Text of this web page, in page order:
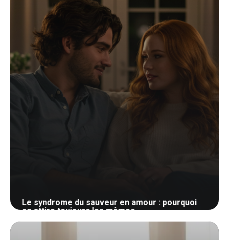
Le syndrome du sauveur en amour : pourquoi
on attire toujours les mêmes